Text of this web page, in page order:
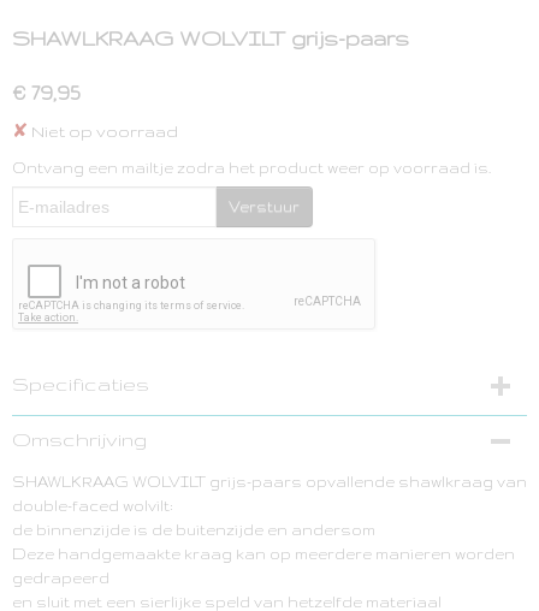
SHAWLKRAAG WOLVILT grijs-paars
€ 79,95
✘ Niet op voorraad
Ontvang een mailtje zodra het product weer op voorraad is.
Verstuur
Specificaties
Bruto gewicht
0,20 Kg
Afmetingen (l,b,h)
0 x 0 x 25 cm
Omschrijving
SHAWLKRAAG WOLVILT grijs-paars opvallende shawlkraag van
double-faced wolvilt:
de binnenzijde is de buitenzijde en andersom
Deze handgemaakte kraag kan op meerdere manieren worden
gedrapeerd
en sluit met een sierlijke speld van hetzelfde materiaal